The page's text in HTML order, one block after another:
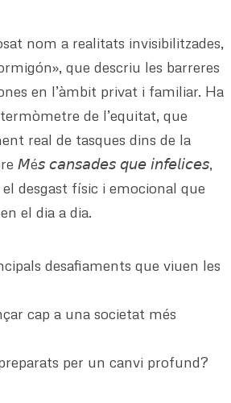
nom a realitats invisibilitzades,
que descriu les barreres
en l’àmbit privat i familiar. Ha
de l’equitat, que
real de tasques dins de la
𝘔é𝘴 𝘤𝘢𝘯𝘴𝘢𝘥𝘦𝘴 𝘲𝘶𝘦 𝘪𝘯𝘧𝘦𝘭𝘪𝘤𝘦𝘴,
desgast físic i emocional que
el dia a dia.
desafiaments que viuen les
cap a una societat més
per un canvi profund?